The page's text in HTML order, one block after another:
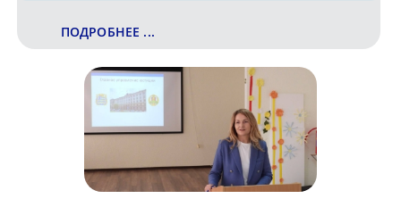
ПОДРОБНЕЕ ...